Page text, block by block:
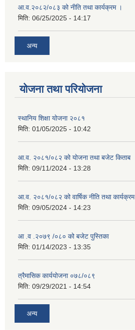
आ.व.२०८२/०८३ को नीति तथा कार्यक्रम ।
मिति: 06/25/2025 - 14:17
अन्य
योजना तथा परियोजना
स्थानिय शिक्षा योजना २०८१
मिति: 01/05/2025 - 10:42
आ.व. २०८१/०८२ को योजना तथा बजेट किताब
मिति: 09/11/2024 - 13:28
आ.व. २०८१/०८२ को वार्षिक नीति तथा कार्यक्रम
मिति: 09/05/2024 - 14:23
आ .व .२०७९ /०८० को बजेट पुस्तिका
मिति: 01/14/2023 - 13:35
त्रैमासिक कार्ययोजना ०७८/०८९
मिति: 09/29/2021 - 14:54
अन्य